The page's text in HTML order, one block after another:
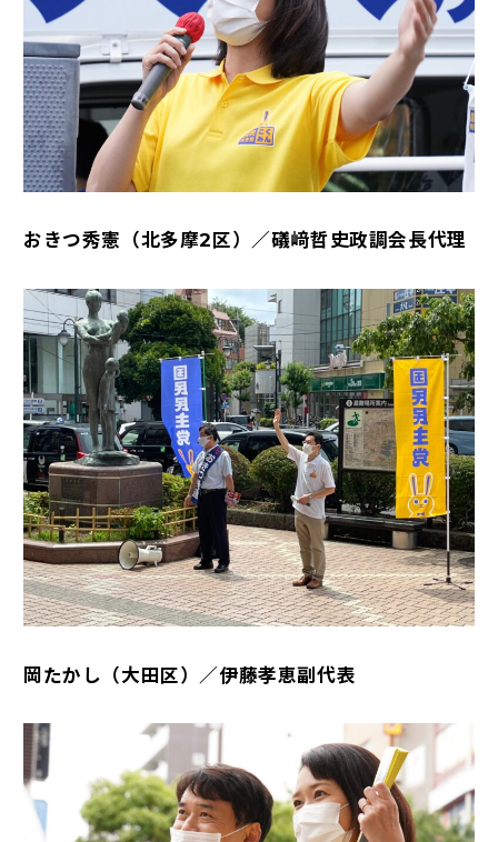
おきつ秀憲（北多摩2区）／礒﨑哲史政調会長代理
岡たかし（大田区）／伊藤孝恵副代表